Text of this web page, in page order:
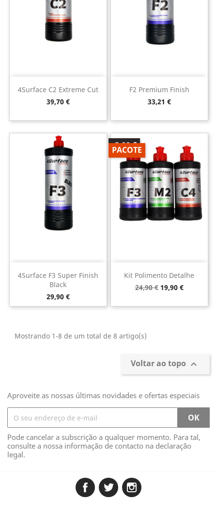
4Surface C2 Extreme Cut
Preço
39,70 €
F2 Premium Finish
Preço
33,21 €
4Surface F3 Super Finish
Black
Preço
29,90 €
Kit Polimento Detalhe
Preço
24,90 €
-5,00 €
Preço
19,90 €
PACOTE
Mostrando 1-8 de um total de 8 artigo(s)
Voltar ao topo 
Aproveite as nossas últimas novidades e ofertas especiais
Pode cancelar a subscrição a qualquer momento. Para tal,
consulte a nossa informação de contacto na declaração
legal.
FacebookTwitter